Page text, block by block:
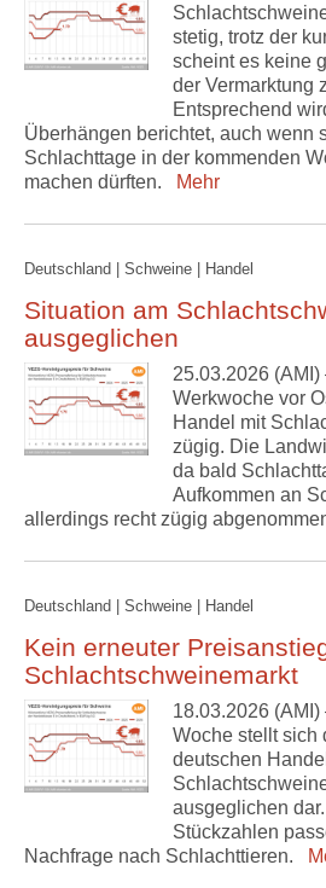
stetig, trotz der
scheint es keine
der Vermarktung
Entsprechend
Überhängen berichtet, auch wenn
Schlachttage in der kommenden
machen dürften.
Mehr
Deutschland | Schweine | Handel
Situation am
ausgeglichen
25.03.2026
Werkwoche vor
Handel mit
zügig. Die
da bald
Aufkommen an
allerdings recht zügig
Deutschland | Schweine | Handel
Kein erneuter
Schlachtschweinemarkt
18.03.2026
Woche stellt sich
deutschen
ausgeglichen
Stückzahlen
Nachfrage nach Schlachttieren.